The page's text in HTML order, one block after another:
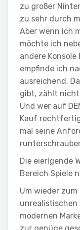
zu großer
zu sehr durch
Aber wenn ich
möchte ich
andere Konsole
empfinde ich
ausreichend.
gibt, zählt nicht
Und wer auf
Kauf
mal seine
Die eierlgende
Bereich Spiele
Um wieder
modernen